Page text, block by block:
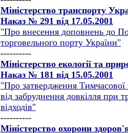
Міністерство транспорту
Наказ № 291 від 17.05.2001
"Про внесення доповнень до
торговельного порту України"
----------
Міністерство екології та
Наказ № 181 від 15.05.2001
"Про затвердження Тимчасової
від забруднення довкілля при
відходів"
----------
Міністерство охорони